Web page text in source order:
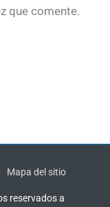
que comente.
Mapa del sitio
reservados a